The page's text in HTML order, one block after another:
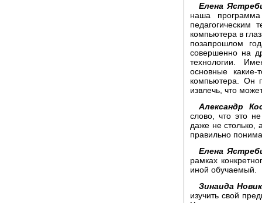
Елена
наша
педагогическим
компьютера в
позапрошлом
совершенно на
технологии.
основные
компьютера. Он
извлечь, что
Александр
слово, что это
даже не столько,
правильно
Елена
рамках
иной обучаемый.
Зинаида
изучить свой